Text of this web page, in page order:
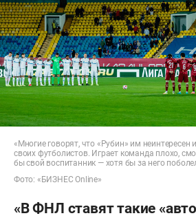
«Многие говорят, что «Рубин» им неинтересен
своих футболистов. Играет команда плохо,
бы свой воспитанник — хотя бы за него
Фото: «БИЗНЕС Online»
«В ФНЛ ставят такие